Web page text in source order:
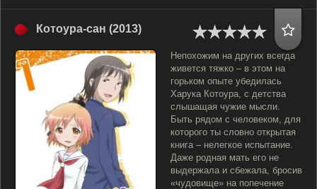
Котоура-сан (2013)
Непохожим на других всегда
живется тяжко – в этом на
горьком опыте убедилась
Харука Котоура, с детства
слышащая чужие мысли.
Быть рядом с человеком, для
которого ты словно открытая
книга – нелегкое испытание.
Даже родная мать его не
выдержала и сбежала, бросив
«чудовище» на попечение